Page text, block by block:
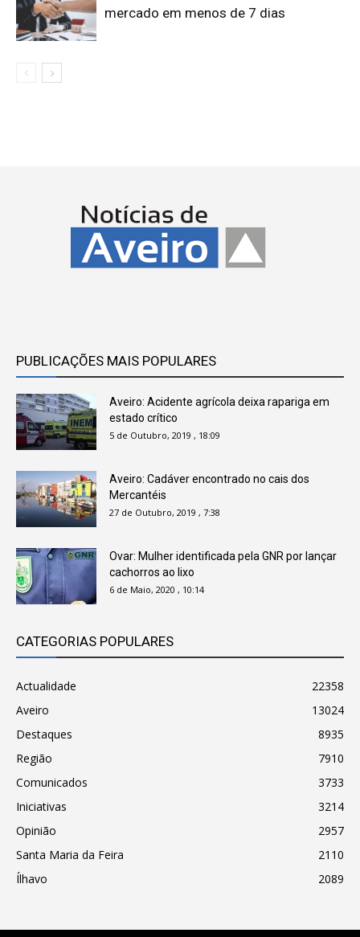
mercado em menos de 7 dias
PUBLICAÇÕES MAIS POPULARES
Aveiro: Acidente agrícola deixa rapariga em
estado crítico
5 de Outubro, 2019 , 18:09
Aveiro: Cadáver encontrado no cais dos
Mercantéis
27 de Outubro, 2019 , 7:38
Ovar: Mulher identificada pela GNR por lançar
cachorros ao lixo
6 de Maio, 2020 , 10:14
CATEGORIAS POPULARES
Actualidade
22358
Aveiro
13024
Destaques
8935
Região
7910
Comunicados
3733
Iniciativas
3214
Opinião
2957
Santa Maria da Feira
2110
Ílhavo
2089